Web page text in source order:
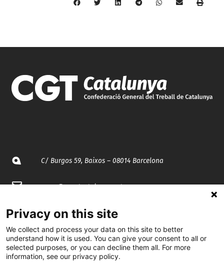
C/ Burgos 59, Baixos – 08014 Barcelona
spccc@spcgtcatalunya.cat
935 120 481
@CGTCatalunya
cgtcatalunya
Privacy on this site
We collect and process your data on this site to better
understand how it is used. You can give your consent to all or
selected purposes, or you can decline them all. For more
information, see our privacy policy.